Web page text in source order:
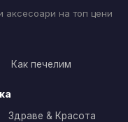
аксесоари на топ цени
Как печелим
Здраве & Красота